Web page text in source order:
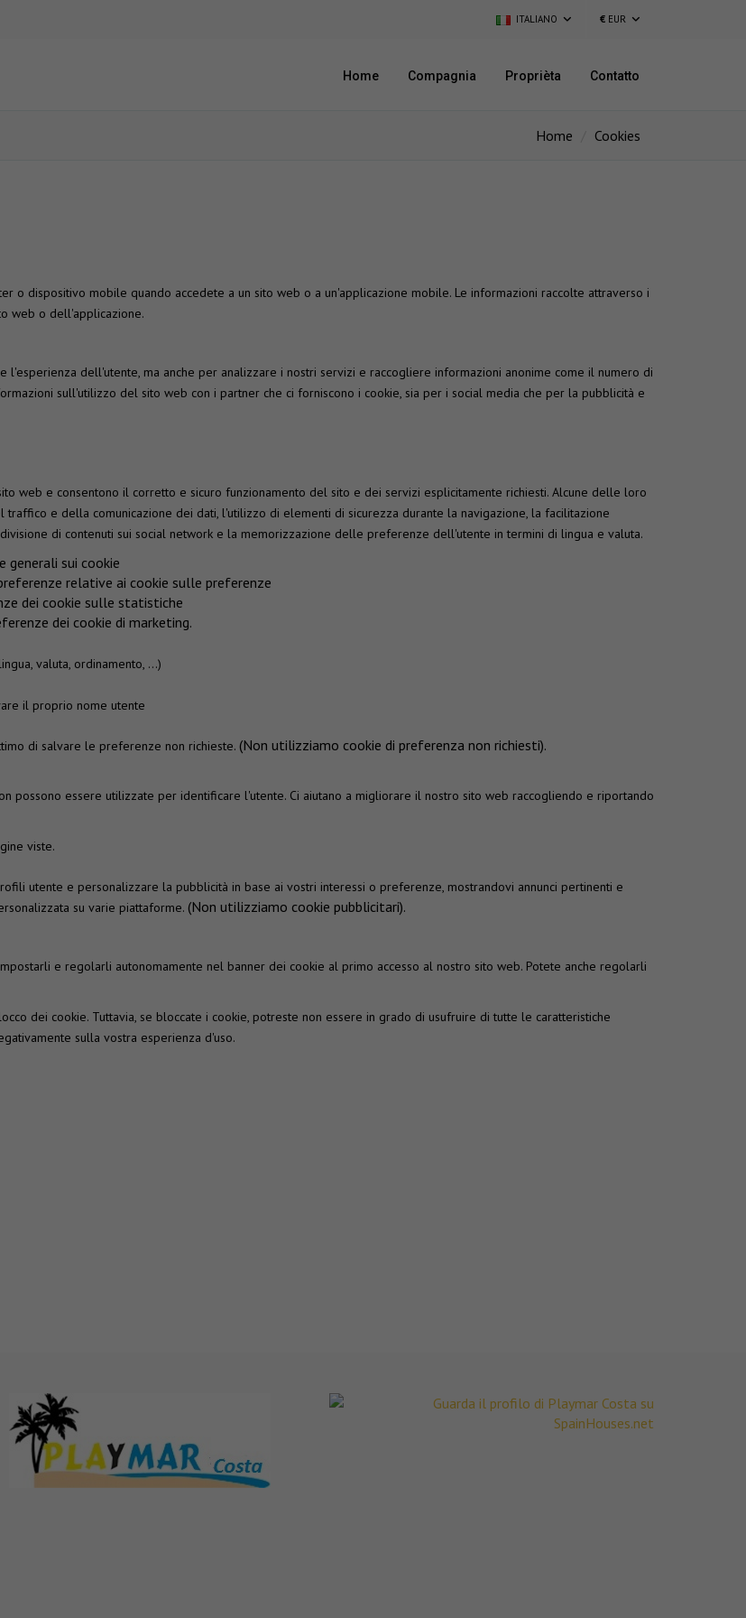
ITALIANO € EUR
Home Compagnia Proprièta Contatto
Home Cookies
o dispositivo mobile quando accedete a un sito web o a un'applicazione mobile. Le informazioni raccolte attraverso i
web o dell'applicazione.
dell'utente, ma anche per analizzare i nostri servizi e raccogliere informazioni anonime come il numero di
sull'utilizzo del sito web con i partner che ci forniscono i cookie, sia per i social media che per la pubblicità e
web e consentono il corretto e sicuro funzionamento del sito e dei servizi esplicitamente richiesti. Alcune delle loro
e della comunicazione dei dati, l'utilizzo di elementi di sicurezza durante la navigazione, la facilitazione
di contenuti sui social network e la memorizzazione delle preferenze dell'utente in termini di lingua e valuta.
generali sui cookie
relative ai cookie sulle preferenze
dei cookie sulle statistiche
dei cookie di marketing.
valuta, ordinamento, ...)
il proprio nome utente
di salvare le preferenze non richieste. (Non utilizziamo cookie di preferenza non richiesti).
possono essere utilizzate per identificare l'utente. Ci aiutano a migliorare il nostro sito web raccogliendo e riportando
viste.
utente e personalizzare la pubblicità in base ai vostri interessi o preferenze, mostrandovi annunci pertinenti e
su varie piattaforme. (Non utilizziamo cookie pubblicitari).
e regolarli autonomamente nel banner dei cookie al primo accesso al nostro sito web. Potete anche regolarli
dei cookie. Tuttavia, se bloccate i cookie, potreste non essere in grado di usufruire di tutte le caratteristiche
sulla vostra esperienza d'uso.